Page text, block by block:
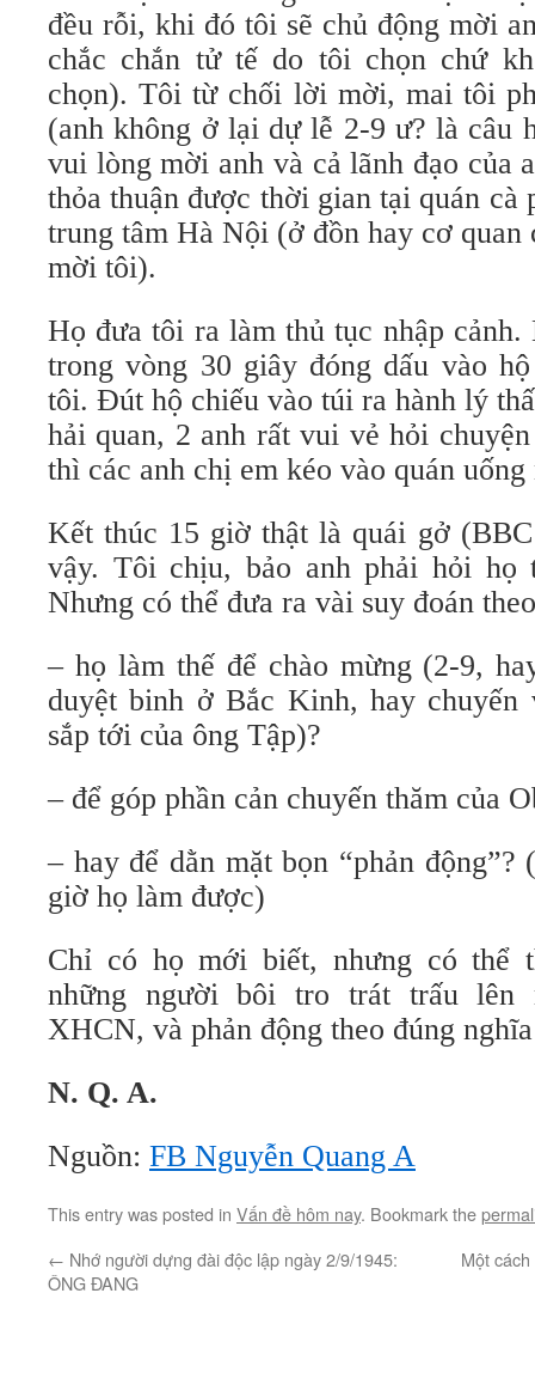
đều rỗi, khi đó tôi sẽ chủ động mời
chắc chắn tử tế do tôi chọn chứ
chọn). Tôi từ chối lời mời, mai tôi
(anh không ở lại dự lễ 2-9 ư? là câu
vui lòng mời anh và cả lãnh đạo của
thỏa thuận được thời gian tại quán cà
trung tâm Hà Nội (ở đồn hay cơ quan
mời tôi).
Họ đưa tôi ra làm thủ tục nhập cảnh.
trong vòng 30 giây đóng dấu vào
tôi. Đút hộ chiếu vào túi ra hành lý
hải quan, 2 anh rất vui vẻ hỏi
thì các anh chị em kéo vào quán
Kết thúc 15 giờ thật là quái gở
vậy. Tôi chịu, bảo anh phải hỏi
Nhưng có thể đưa ra vài suy đoán
– họ làm thế để chào mừng (2-9,
duyệt binh ở Bắc Kinh, hay chuyến
sắp tới của ông Tập)?
– để góp phần cản chuyến thăm của
– hay để dằn mặt bọn “phản động”?
giờ họ làm được)
Chỉ có họ mới biết, nhưng có thể
những người bôi tro trát trấu lên
XHCN, và phản động theo đúng
N. Q. A.
Nguồn: FB Nguyễn Quang A
This entry was posted in Vấn đề hôm nay. Bookmark the
← Nhớ người dựng đài độc lập ngày 2/9/1945:
ÔNG ĐANG
Một